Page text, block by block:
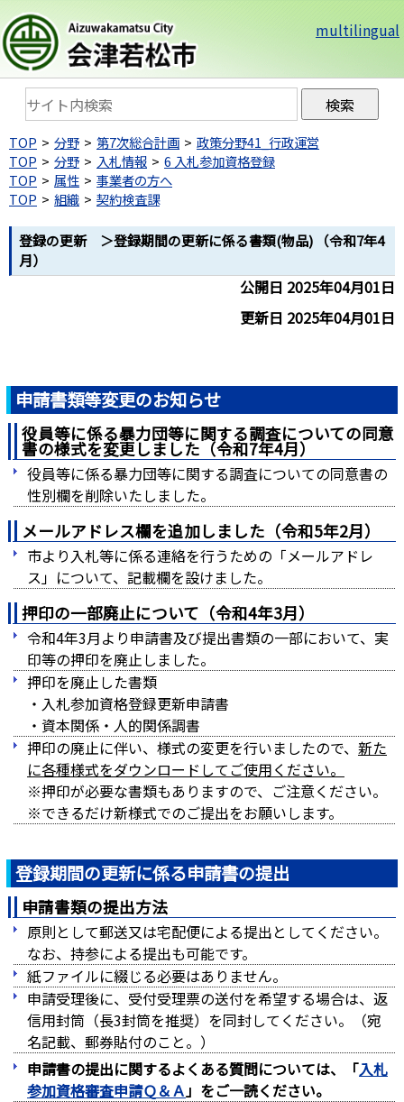
multilingual
TOP 分野 第7次総合計画
政策分野41_行政運営
TOP
分野 入札情報
6 入札参加資格登録
TOP
属性
事業者の方へ
TOP
組織 契約検査課
登録の更新 ＞登録期間の更新に係る書類(物品) （令和7年4
月）
公開日 2025年04月01日
更新日 2025年04月01日
申請書類等変更のお知らせ
役員等に係る暴力団等に関する調査についての同意
書の様式を変更しました（令和7年4月）
役員等に係る暴力団等に関する調査についての同意書の
性別欄を削除いたしました。
メールアドレス欄を追加しました（令和5年2月）
市より入札等に係る連絡を行うための「メールアドレ
ス」について、記載欄を設けました。
押印の一部廃止について（令和4年3月）
令和4年3月より申請書及び提出書類の一部において、実
印等の押印を廃止しました。
押印を廃止した書類
・入札参加資格登録更新申請書
・資本関係・人的関係調書
押印の廃止に伴い、様式の変更を行いましたので、 新た
に各種様式をダウンロードしてご使用ください。
※押印が必要な書類もありますので、ご注意ください。
※できるだけ新様式でのご提出をお願いします。
登録期間の更新に係る申請書の提出
申請書類の提出方法
原則として郵送又は宅配便による提出としてください。
なお、持参による提出も可能です。
紙ファイルに綴じる必要はありません。
申請受理後に、受付受理票の送付を希望する場合は、返
信用封筒（長3封筒を推奨）を同封してください。（宛
名記載、郵券貼付のこと。）
申請書の提出に関するよくある質問については、「入札
参加資格審査申請Ｑ＆Ａ」をご一読ください。